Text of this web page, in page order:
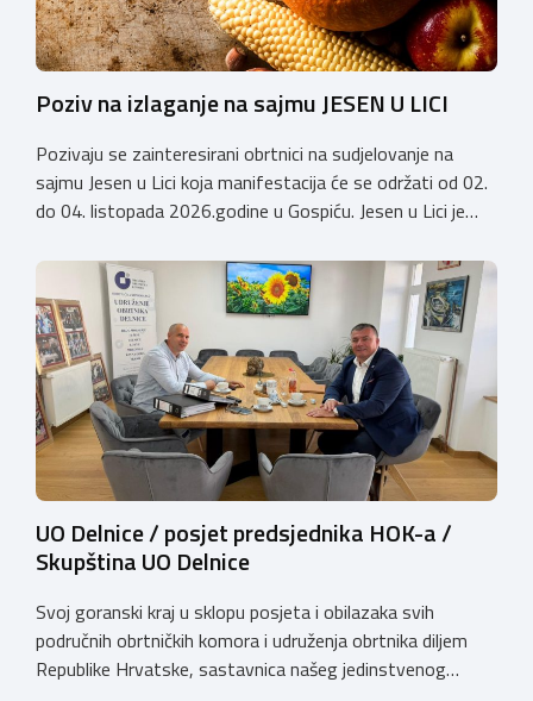
Poziv na izlaganje na sajmu JESEN U LICI
Pozivaju se zainteresirani obrtnici na sudjelovanje na
sajmu Jesen u Lici koja manifestacija će se održati od 02.
do 04. listopada 2026.godine u Gospiću. Jesen u Lici je
u Gospiću i prerasla je u najznačajnjiju gospodarsku,
kulturnu i etno manifestaciju na području Ličko-senjske
županije. Organizator izložbe […]
UO Delnice / posjet predsjednika HOK-a /
Skupština UO Delnice
Svoj goranski kraj u sklopu posjeta i obilazaka svih
područnih obrtničkih komora i udruženja obrtnika diljem
Republike Hrvatske, sastavnica našeg jedinstvenog